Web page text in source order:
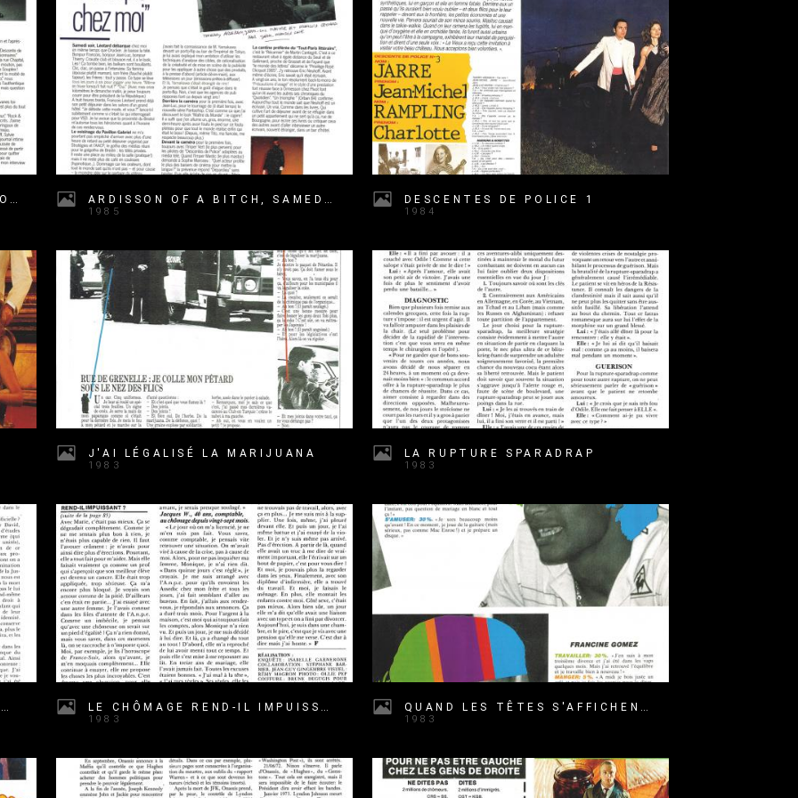
ARDISSON OF A BITCH, SIX BOSSS DE PRESSE ARDISSON OF A BITCH, SAMEDI SOIR LÉOTARD DÉBARQUE CHEZ MOI
1985
DESCENTES DE POLICE 1
1984
J'AI LÉGALISÉ LA MARIJUANA
1983
LA RUPTURE SPARADRAP
1983
MON PATRON EST UNE PATRONNE LE CHÔMAGE REND-IL IMPUISSANT
1983
QUAND LES TÊTES S'AFFICHENT
1983